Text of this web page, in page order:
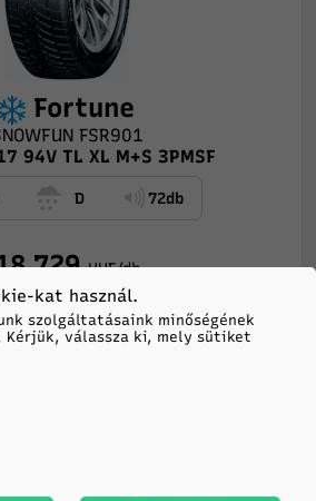
Fortune
FSR901
94V TL XL M+S 3PMSF
D 72db
729HUF/db
KOSÁRBA
kat használ.
szolgáltatásaink minőségének
Kérjük, válassza ki, mely sütiket